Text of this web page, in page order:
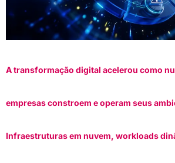
A transformação digital acelerou como
empresas constroem e operam seus
Infraestruturas em nuvem, workloads